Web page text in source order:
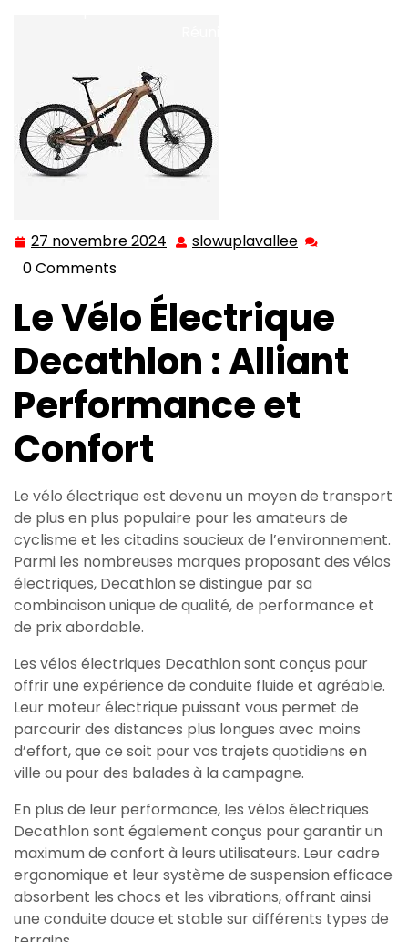
27 novembre 2024 27 slowuplavallee slowuplavallee
0 Comments
Le Vélo Électrique
Decathlon : Alliant
Performance et
Confort
Le vélo électrique est devenu un moyen de transport
de plus en plus populaire pour les amateurs de
cyclisme et les citadins soucieux de l’environnement.
Parmi les nombreuses marques proposant des vélos
électriques, Decathlon se distingue par sa
combinaison unique de qualité, de performance et
de prix abordable.
Les vélos électriques Decathlon sont conçus pour
offrir une expérience de conduite fluide et agréable.
Leur moteur électrique puissant vous permet de
parcourir des distances plus longues avec moins
d’effort, que ce soit pour vos trajets quotidiens en
ville ou pour des balades à la campagne.
En plus de leur performance, les vélos électriques
Decathlon sont également conçus pour garantir un
maximum de confort à leurs utilisateurs. Leur cadre
ergonomique et leur système de suspension efficace
absorbent les chocs et les vibrations, offrant ainsi
une conduite douce et stable sur différents types de